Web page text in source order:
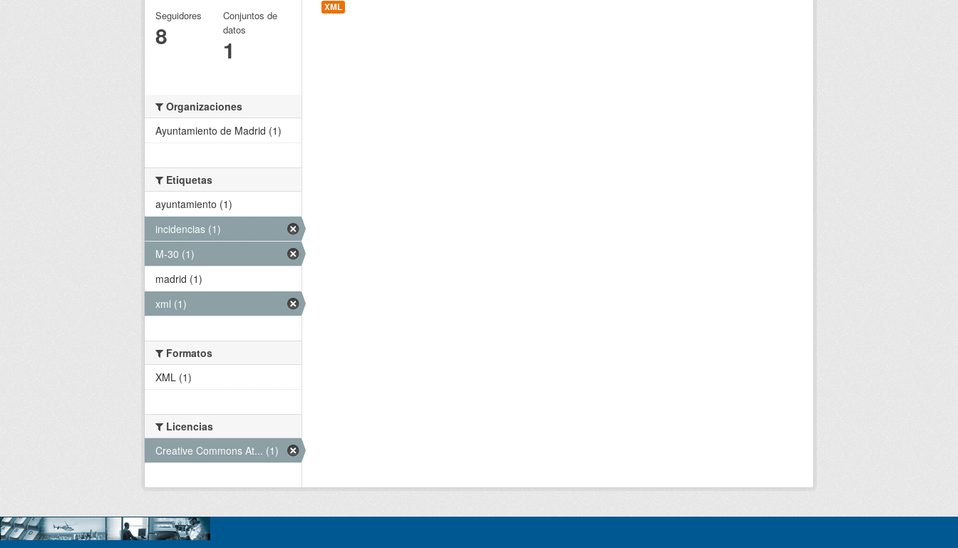
XML
Seguidores
8
Conjuntos de
datos
1
Organizaciones
Ayuntamiento de Madrid (1)
Etiquetas
ayuntamiento (1)
incidencias (1)
M-30 (1)
madrid (1)
xml (1)
Formatos
XML (1)
Licencias
Creative Commons At... (1)